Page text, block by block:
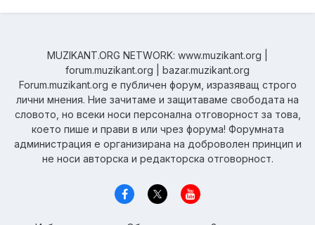
MUZIKANT.ORG NETWORK: www.muzikant.org |
forum.muzikant.org | bazar.muzikant.org
Forum.muzikant.org е публичен форум, изразяващ строго
лични мнения. Ние зачитаме и защитаваме свободата на
словото, но всеки носи персонална отговорност за това,
което пише и прави в или чрез форума! Форумната
администрация е организирана на доброволен принцип и
не носи авторска и редакторска отговорност.